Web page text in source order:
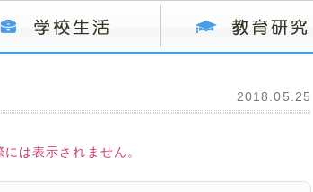
2018.05.25
は表示されません。